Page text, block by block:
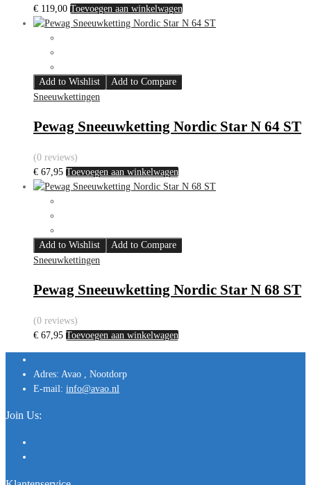
€ 119,00 Toevoegen aan winkelwagen
Add to Wishlist
Add to Compare
Sneeuwkettingen
Pewag Sneeuwketting Nordic Star N 64 ST
(0 reviews)
€ 67,95 Toevoegen aan winkelwagen
Add to Wishlist
Add to Compare
Sneeuwkettingen
Pewag Sneeuwketting Nordic Star N 68 ST
(0 reviews)
€ 67,95 Toevoegen aan winkelwagen
Adres: Avao , Nootdorp
E-mail: info@avao.nl
Join Us: